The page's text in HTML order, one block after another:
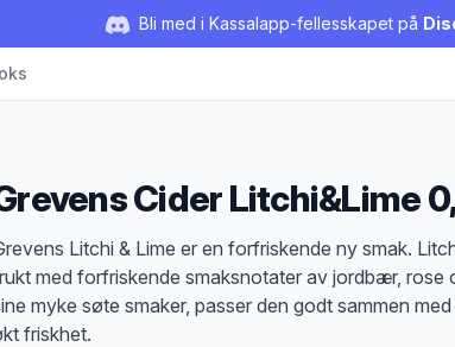
Bli med i Kassalapp-fellesskapet på
Cider Litchi&Lime
Litchi & Lime er en forfriskende ny smak.
med forfriskende smaksnotater av jordbær, rose
myke søte smaker, passer den godt sammen
friskhet.